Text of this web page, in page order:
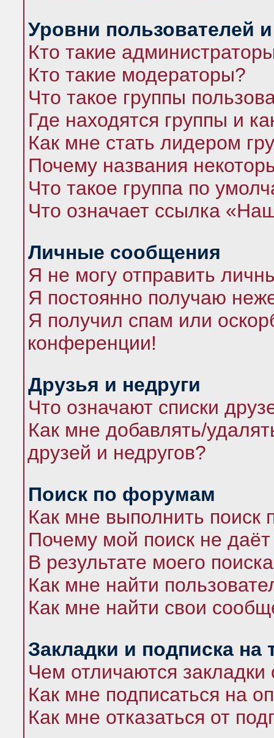
Уровни пользователей
Кто такие
Кто такие модераторы?
Что такое группы
Где находятся группы и
Как мне стать лидером
Почему названия
Что такое группа по
Что означает ссылка
Личные сообщения
Я не могу отправить
Я постоянно получаю
Я получил спам или
конференции!
Друзья и недруги
Что означают списки
Как мне добавлять/
друзей и недругов?
Поиск по форумам
Как мне выполнить
Почему мой поиск не даёт
В результате моего
Как мне найти
Как мне найти свои
Закладки и подписка на
Чем отличаются закладки
Как мне подписаться на
Как мне отказаться от